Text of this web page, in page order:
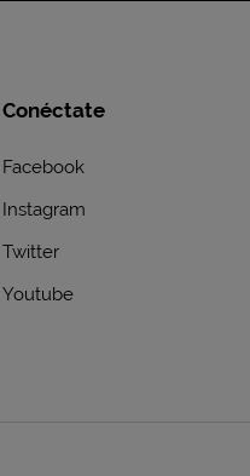
Conéctate
Facebook
Instagram
Twitter
Youtube